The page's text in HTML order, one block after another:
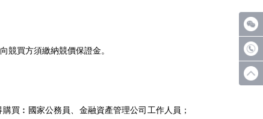
買方須繳納競價保證金。
︰國家公務員、金融資產管理公司工作人員；